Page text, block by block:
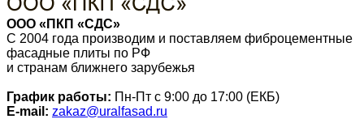
ООО «ПКП «СДС»
С 2004 года производим и поставляем фиброцементные
фасадные плиты по РФ
и странам ближнего зарубежья
График работы: Пн-Пт с 9:00 до 17:00 (ЕКБ)
E-mail: zakaz@uralfasad.ru